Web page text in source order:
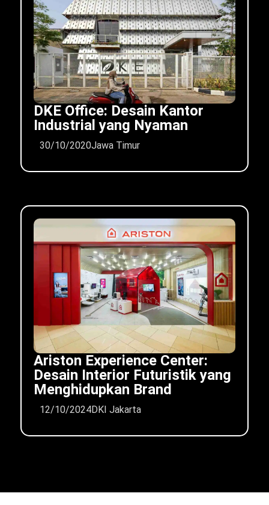
DKE Office: Desain Kantor
Industrial yang Nyaman
30/10/2020Jawa Timur
Ariston Experience Center:
Desain Interior Futuristik yang
Menghidupkan Brand
12/10/2024DKI Jakarta